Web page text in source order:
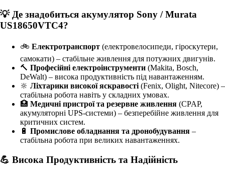
💡 Де знадобиться акумулятор Sony / Murata
US18650VTC4?
🚲 Електротранспорт (електровелосипеди, гіроскутери,
самокати) – стабільне живлення для потужних двигунів.
🔨 Професійні електроінструменти (Makita, Bosch,
DeWalt) – висока продуктивність під навантаженням.
🔆 Ліхтарики високої яскравості (Fenix, Olight, Nitecore) –
стабільна робота навіть у складних умовах.
🏥 Медичні пристрої та резервне живлення (CPAP,
акумуляторні UPS-системи) – безперебійне живлення для
критичних систем.
🔋 Промислове обладнання та дронобудування –
стабільна робота при великих навантаженнях.
💪 Висока Продуктивність та Надійність